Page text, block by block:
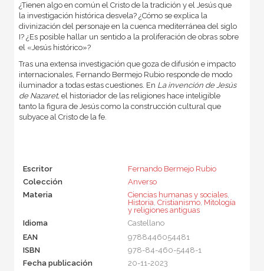
¿Tienen algo en común el Cristo de la tradición y el Jesús que
la investigación histórica desvela? ¿Cómo se explica la
divinización del personaje en la cuenca mediterránea del siglo
I? ¿Es posible hallar un sentido a la proliferación de obras sobre
el «Jesús histórico»?
Tras una extensa investigación que goza de difusión e impacto
internacionales, Fernando Bermejo Rubio responde de modo
iluminador a todas estas cuestiones. En La invención de Jesús
de Nazaret, el historiador de las religiones hace inteligible
tanto la figura de Jesús como la construcción cultural que
subyace al Cristo de la fe.
Escritor
Fernando Bermejo Rubio
Colección
Anverso
Materia
Ciencias humanas y sociales,
Historia, Cristianismo, Mitología
y religiones antiguas
Idioma
Castellano
EAN
9788446054481
ISBN
978-84-460-5448-1
Fecha publicación
20-11-2023